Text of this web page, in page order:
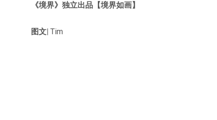
《境界》 独立出品【境界如画】
图文| Tim